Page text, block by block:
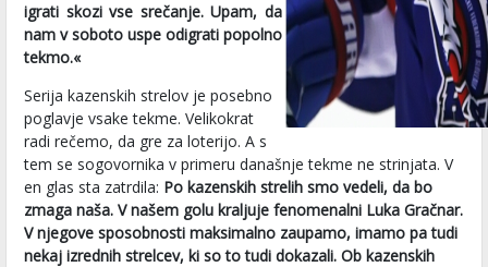
igrati skozi vse srečanje. Upam, da
nam v soboto uspe odigrati popolno
tekmo.«
Serija kazenskih strelov je posebno
poglavje vsake tekme. Velikokrat
radi rečemo, da gre za loterijo. A s
tem se sogovornika v primeru današnje tekme ne strinjata. V
en glas sta zatrdila: Po kazenskih strelih smo vedeli, da bo
zmaga naša. V našem golu kraljuje fenomenalni Luka Gračnar.
V njegove sposobnosti maksimalno zaupamo, imamo pa tudi
nekaj izrednih strelcev, ki so to tudi dokazali. Ob kazenskih